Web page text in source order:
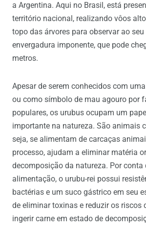
a Argentina. Aqui no Brasil, está
território nacional, realizando vôos
topo das árvores para observar ao seu
envergadura imponente, que pode
metros.
Apesar de serem conhecidos com
ou como símbolo de mau agouro por
populares, os urubus ocupam um
importante na natureza. São animais
seja, se alimentam de carcaças
processo, ajudam a eliminar matéria
decomposição da natureza. Por conta
alimentação, o urubu-rei possui
bactérias e um suco gástrico em seu
de eliminar toxinas e reduzir os riscos
ingerir carne em estado de